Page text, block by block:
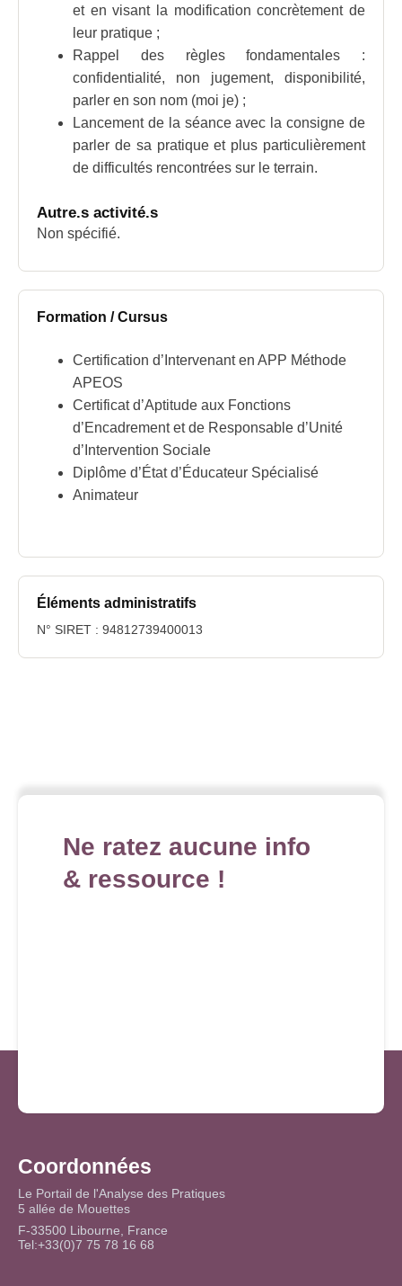
et en visant la modification concrètement de
leur pratique ;
Rappel des règles fondamentales :
confidentialité, non jugement, disponibilité,
parler en son nom (moi je) ;
Lancement de la séance avec la consigne de
parler de sa pratique et plus particulièrement
de difficultés rencontrées sur le terrain.
Autre.s activité.s
Non spécifié.
Formation / Cursus
Certification d’Intervenant en APP Méthode
APEOS
Certificat d’Aptitude aux Fonctions
d’Encadrement et de Responsable d’Unité
d’Intervention Sociale
Diplôme d’État d’Éducateur Spécialisé
Animateur
Éléments administratifs
N° SIRET : 94812739400013
Ne ratez aucune info
& ressource !
Coordonnées
Le Portail de l'Analyse des Pratiques
5 allée de Mouettes
F-33500 Libourne, France
Tel:+33(0)7 75 78 16 68